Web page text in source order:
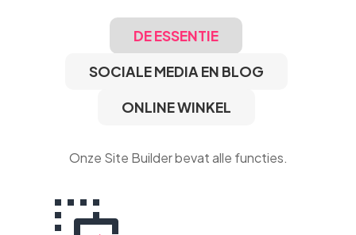
DE ESSENTIE
SOCIALE MEDIA EN BLOG
ONLINE WINKEL
Onze Site Builder bevat alle functies.